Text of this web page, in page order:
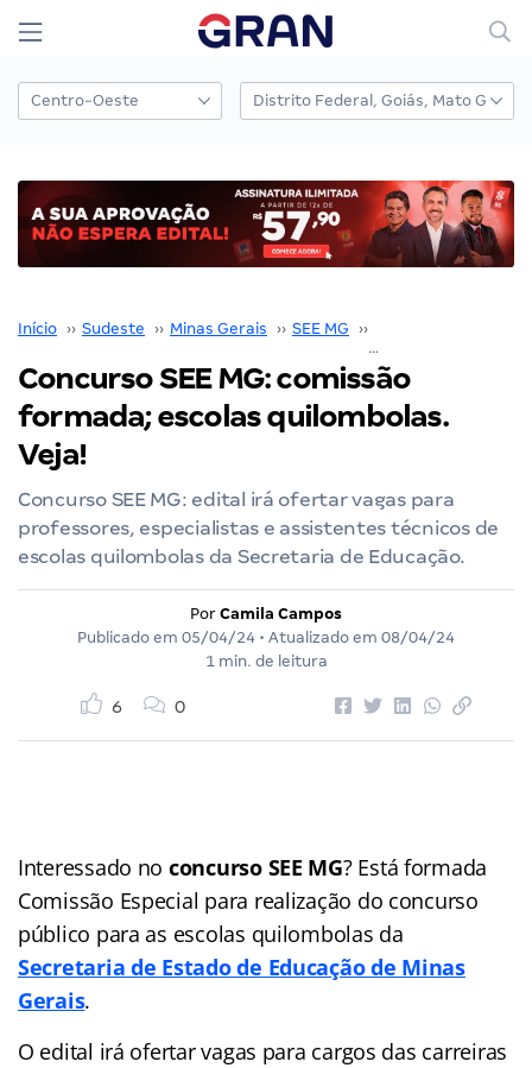
Início ›› Sudeste ›› Minas Gerais ›› SEE MG ››
Concurso SEE MG: comissão
formada; escolas quilombolas.
Veja!
Concurso SEE MG: edital irá ofertar vagas para
professores, especialistas e assistentes técnicos de
escolas quilombolas da Secretaria de Educação.
Por Camila Campos
Publicado em 05/04/24 • Atualizado em 08/04/24
1 min. de leitura
6 0
Interessado no concurso SEE MG? Está formada
Comissão Especial para realização do concurso
público para as escolas quilombolas da
Secretaria de Estado de Educação de Minas
Gerais.
O edital irá ofertar vagas para cargos das carreiras